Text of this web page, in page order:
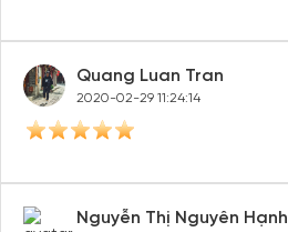
Quang Luan Tran
2020-02-29 11:24:14
Nguyễn Thị Nguyên Hạnh